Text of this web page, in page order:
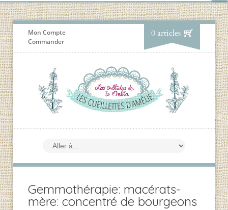
Mon Compte
Commander
0 articles
Gemmothérapie: macérats-
mère: concentré de bourgeons